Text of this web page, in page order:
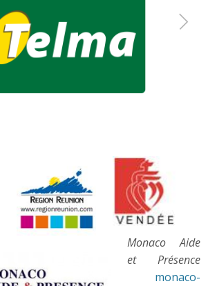
Monaco Aide
et Présence
monaco-